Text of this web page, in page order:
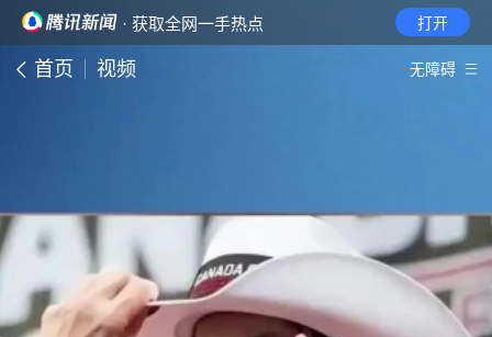
· 获取全网一手热点 打开
首页 视频 无障碍